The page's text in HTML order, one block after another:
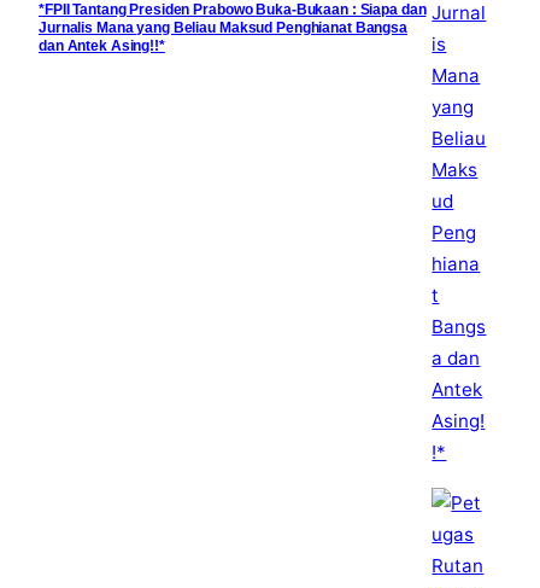
*FPII Tantang Presiden Prabowo Buka-Bukaan : Siapa dan
Jurnalis Mana yang Beliau Maksud Penghianat Bangsa
dan Antek Asing!!*